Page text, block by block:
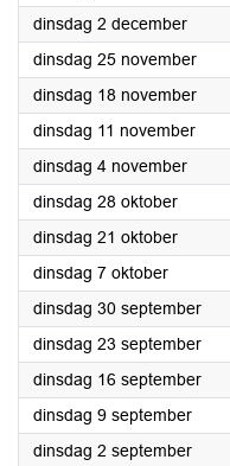
dinsdag 2 december2025
dinsdag 25 november2025
dinsdag 18 november2025
dinsdag 11 november2025
dinsdag 4 november2025
dinsdag 28 oktober2025
dinsdag 21 oktober2025
dinsdag 7 oktober2025
dinsdag 30 september2025
dinsdag 23 september2025
dinsdag 16 september2025
dinsdag 9 september2025
dinsdag 2 september2025